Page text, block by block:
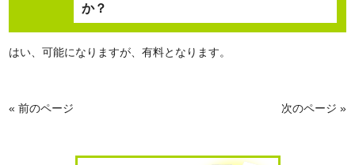
か？
はい、可能になりますが、有料となります。
« 前のページ 次のページ »